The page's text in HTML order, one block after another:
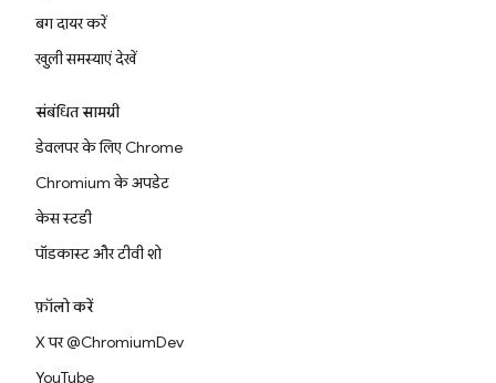
बग दायर करें
खुली समस्याएं देखें
संबंधित सामग्री
डेवलपर के लिए Chrome
Chromium के अपडेट
केस स्टडी
पॉडकास्ट और टीवी शो
फ़ॉलो करें
X पर @ChromiumDev
YouTube